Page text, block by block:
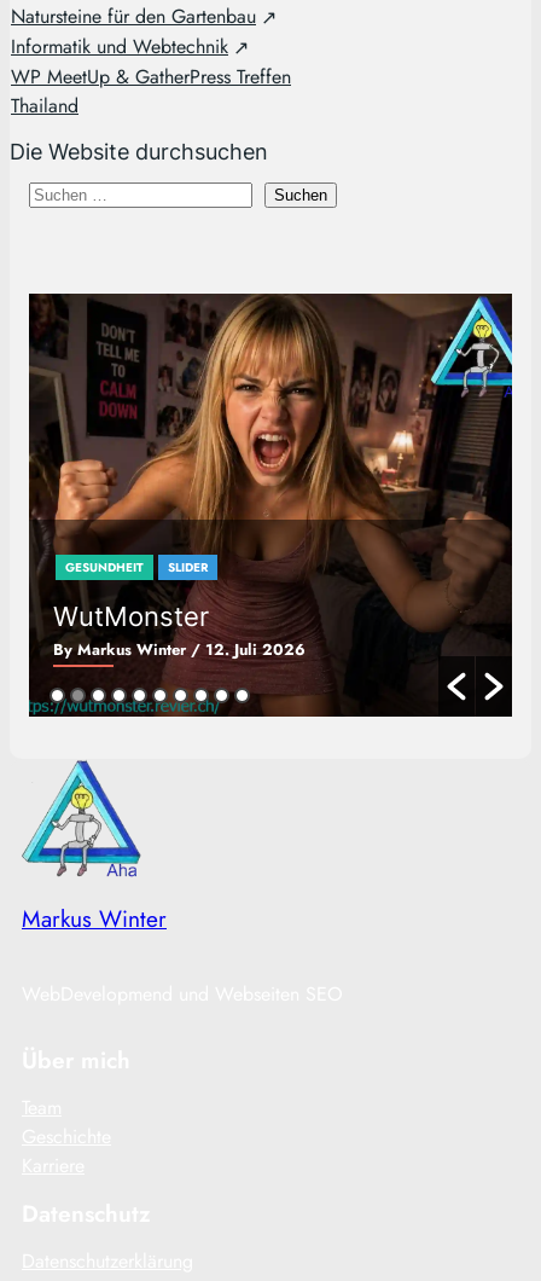
Natursteine für den Gartenbau
Informatik und Webtechnik
WP MeetUp & GatherPress Treffen
Thailand
Die Website durchsuchen
S
h
e
n
Suchen
GESUNDHEIT SLIDER
WutMonster
By Markus Winter/ 12. Juli 2026
Markus Winter